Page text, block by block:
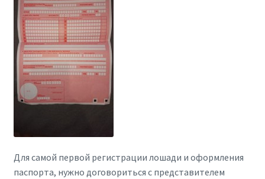
Для самой первой регистрации лошади и оформления
паспорта, нужно договориться с представителем